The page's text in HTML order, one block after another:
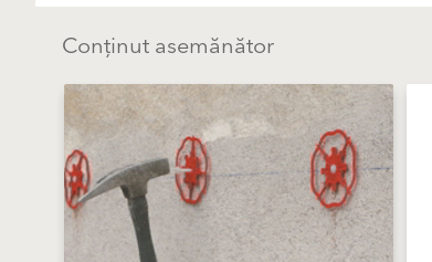
Conținut asemănător